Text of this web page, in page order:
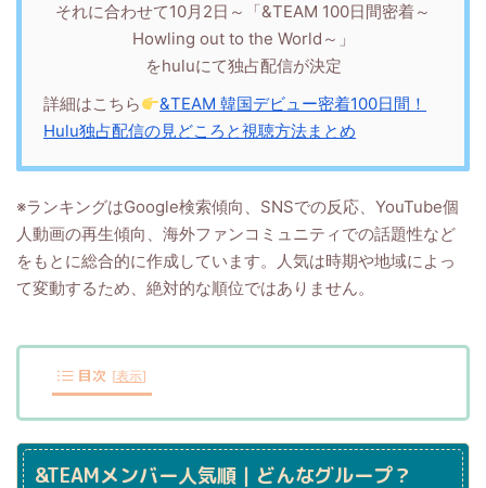
それに合わせて10月2日～「&TEAM 100日間密着～
Howling out to the World～」
をhuluにて独占配信が決定
詳細はこちら
&TEAM 韓国デビュー密着100日間！
Hulu独占配信の見どころと視聴方法まとめ
※ランキングはGoogle検索傾向、SNSでの反応、YouTube個
人動画の再生傾向、海外ファンコミュニティでの話題性など
をもとに総合的に作成しています。人気は時期や地域によっ
て変動するため、絶対的な順位ではありません。
目次 [表示]
&TEAMメンバー人気順｜どんなグループ？